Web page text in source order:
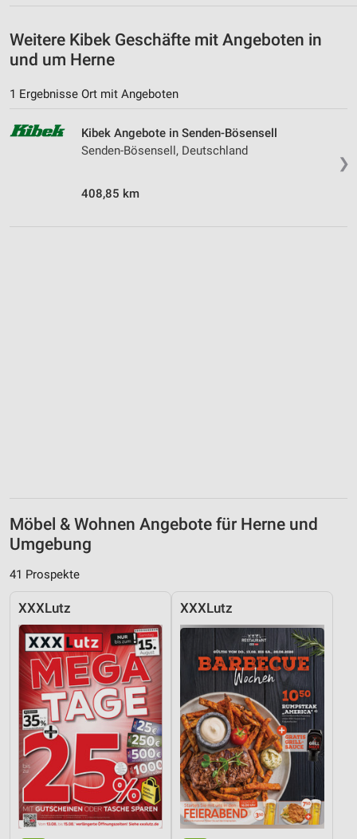
Weitere Kibek Geschäfte mit Angeboten in
und um Herne
1 Ergebnisse Ort mit Angeboten
❯
Kibek Angebote in Senden-Bösensell
Senden-Bösensell, Deutschland
408,85 km
Möbel & Wohnen Angebote für Herne und
Umgebung
41 Prospekte
XXXLutz XXXLutz